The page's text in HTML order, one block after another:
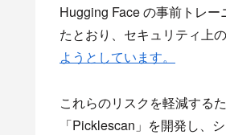
Hugging Face の事前トレ
たとおり、セキュリティ上
ようとしています。
これらのリスクを軽減する
「Picklescan」を開発し、